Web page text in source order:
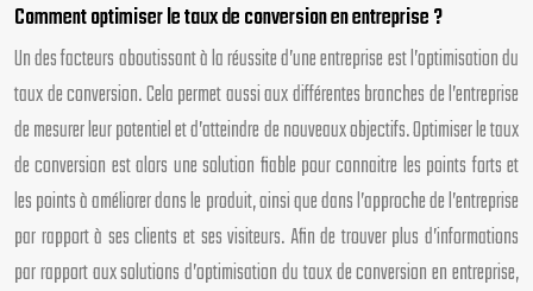
Comment optimiser le taux de conversion en entreprise ?
Un des facteurs aboutissant à la réussite d’une entreprise est l’optimisation du
taux de conversion. Cela permet aussi aux différentes branches de l’entreprise
de mesurer leur potentiel et d’atteindre de nouveaux objectifs. Optimiser le taux
de conversion est alors une solution fiable pour connaitre les points forts et
les points à améliorer dans le produit, ainsi que dans l’approche de l’entreprise
par rapport à ses clients et ses visiteurs. Afin de trouver plus d’informations
par rapport aux solutions d’optimisation du taux de conversion en entreprise,